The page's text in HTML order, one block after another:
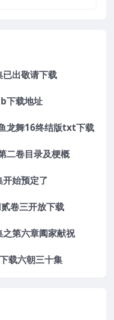
出敬请下载
下载地址
龙舞16终结版txt下载
二卷目录及梗概
始预定了
卷三开放下载
第六章阖家献祝
载六朝三十集